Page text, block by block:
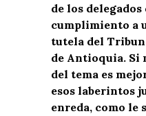
de los
cumplimiento a
tutela del
de Antioquia. Si
del tema es
esos laberintos
enreda, como le